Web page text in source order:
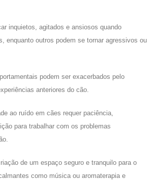
inquietos, agitados e ansiosos quando
enquanto outros podem se tornar agressivos ou
podem ser exacerbados pelo
anteriores do cão.
ao ruído em cães requer paciência,
para trabalhar com os problemas
de um espaço seguro e tranquilo para o
como música ou aromaterapia e